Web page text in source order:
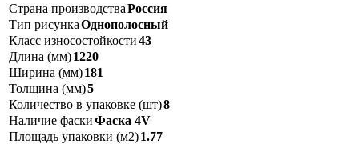
Страна производстваРоссия
Тип рисункаОднополосный
Класс износостойкости43
Длина (мм)1220
Ширина (мм)181
Толщина (мм)5
Количество в упаковке (шт)8
Наличие фаскиФаска 4V
Площадь упаковки (м2)1.77